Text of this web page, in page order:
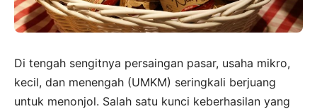
Di tengah sengitnya persaingan pasar, usaha mikro,
kecil, dan menengah (UMKM) seringkali berjuang
untuk menonjol. Salah satu kunci keberhasilan yang